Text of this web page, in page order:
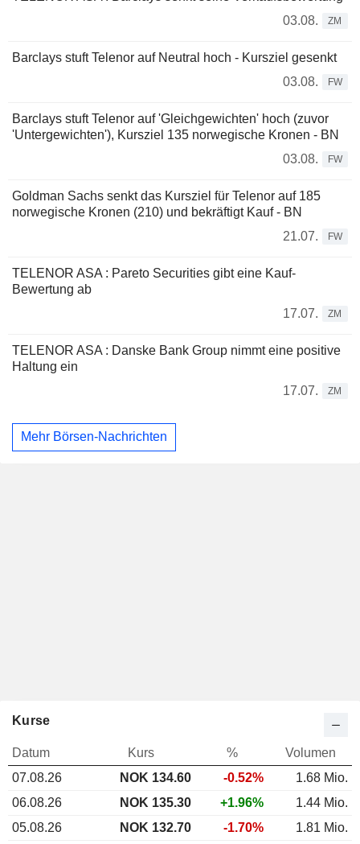
03.08.
ZM
Barclays stuft Telenor auf Neutral hoch - Kursziel gesenkt
03.08.
FW
Barclays stuft Telenor auf 'Gleichgewichten' hoch (zuvor
'Untergewichten'), Kursziel 135 norwegische Kronen - BN
03.08.
FW
Goldman Sachs senkt das Kursziel für Telenor auf 185
norwegische Kronen (210) und bekräftigt Kauf - BN
21.07.
FW
TELENOR ASA : Pareto Securities gibt eine Kauf-
Bewertung ab
17.07.
ZM
TELENOR ASA : Danske Bank Group nimmt eine positive
Haltung ein
17.07.
ZM
Mehr Börsen-Nachrichten
Kurse
Datum Kurs %
Volumen
07.08.26
NOK 134.60 -0.52%
1.68 Mio.
06.08.26
NOK 135.30 +1.96%
1.44 Mio.
05.08.26
NOK 132.70 -1.70%
1.81 Mio.